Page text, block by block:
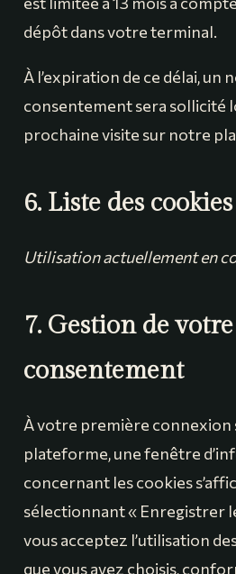
dépôt dans votre terminal.
À l’expiration de ce délai, un
consentement sera sollicité
prochaine visite sur notre
6. Liste des
Utilisation actuellement en
7. Gestion de votre
consentement
À votre première connexion
plateforme, une fenêtre
concernant les cookies
sélectionnant « Enregistrer
vous acceptez l’utilisation
que vous avez choisis,